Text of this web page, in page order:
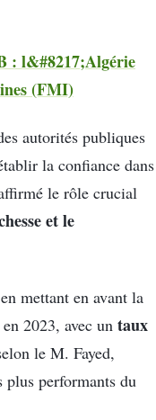
: l&#8217;Algérie
(FMI)
autorités publiques
la confiance dans
le rôle crucial
et le
mettant en avant la
2023, avec un taux
le M. Fayed,
performants du